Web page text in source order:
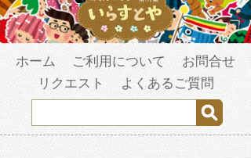
ホーム ご利用について
お問合せ
リクエスト
よくあるご質問